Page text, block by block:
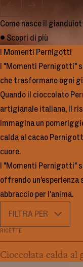
Come nasce il
• Scopri di più
Come nasce il cremino
• Scopri di più
Come nasce il torrone
• Scopri di più
Carne e cioccolato
• Scopri di più
I Momenti Pernigotti
I "Momenti Pernigotti"
che trasformano ogni
Quando il cioccolato
artigianale italiana, il
Immagina un
calda al cacao
cuore.
I "Momenti Pernigotti"
offrendo un'esperienza
abbraccio per l'anima.
FILTRA PER
RICETTE
Cioccolata calda al